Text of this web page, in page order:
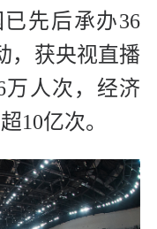
先后承办36
，获央视直播
万人次，经济
10亿次。